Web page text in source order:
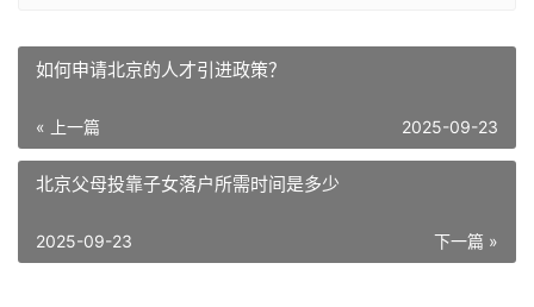
如何申请北京的人才引进政策？
« 上一篇 2025-09-23
北京父母投靠子女落户所需时间是多少
下一篇 »
2025-09-23